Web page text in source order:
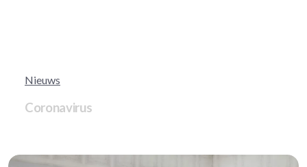
Nieuws
Coronavirus